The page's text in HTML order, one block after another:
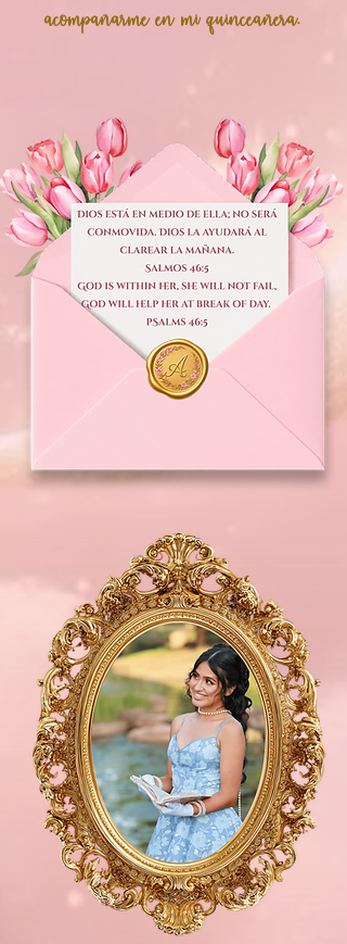
acompañarme en mi quinceañera.